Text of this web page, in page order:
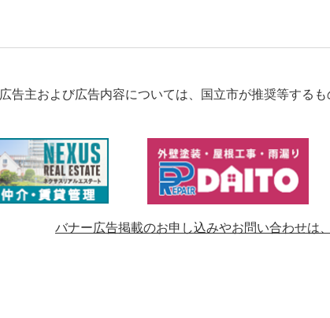
広告主および広告内容については、 国立市が推奨等するも
バナー広告掲載のお申し込みやお問い合わせは、